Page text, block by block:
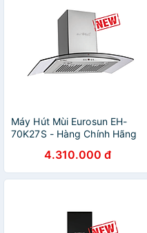
Máy Hút Mùi Eurosun EH-
70K27S - Hàng Chính Hãng
4.310.000 đ